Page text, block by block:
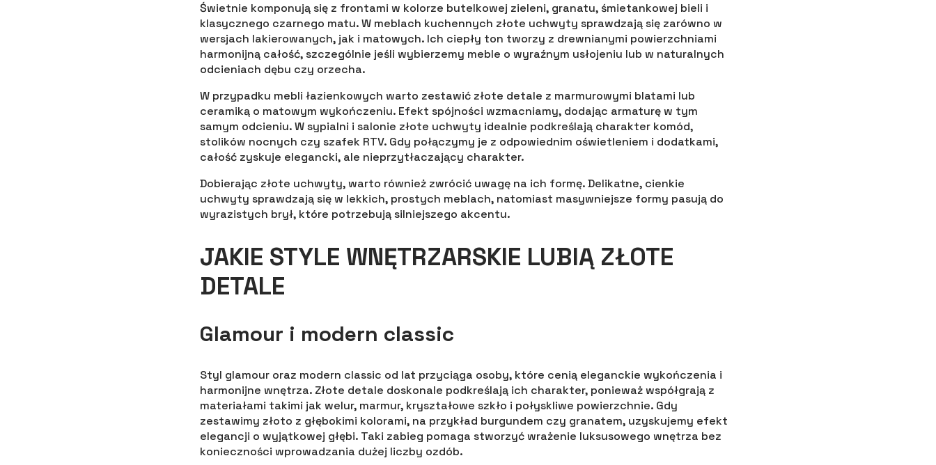
Świetnie komponują się z frontami w kolorze butelkowej zieleni, granatu, śmietankowej bieli i
klasycznego czarnego matu. W meblach kuchennych złote uchwyty sprawdzają się zarówno w
wersjach lakierowanych, jak i matowych. Ich ciepły ton tworzy z drewnianymi powierzchniami
harmonijną całość, szczególnie jeśli wybierzemy meble o wyraźnym usłojeniu lub w naturalnych
odcieniach dębu czy orzecha.
W przypadku mebli łazienkowych warto zestawić złote detale z marmurowymi blatami lub
ceramiką o matowym wykończeniu. Efekt spójności wzmacniamy, dodając armaturę w tym
samym odcieniu. W sypialni i salonie złote uchwyty idealnie podkreślają charakter komód,
stolików nocnych czy szafek RTV. Gdy połączymy je z odpowiednim oświetleniem i dodatkami,
całość zyskuje elegancki, ale nieprzytłaczający charakter.
Dobierając złote uchwyty, warto również zwrócić uwagę na ich formę. Delikatne, cienkie
uchwyty sprawdzają się w lekkich, prostych meblach, natomiast masywniejsze formy pasują do
wyrazistych brył, które potrzebują silniejszego akcentu.
JAKIE STYLE WNĘTRZARSKIE LUBIĄ ZŁOTE
DETALE
Glamour i modern classic
Styl glamour oraz modern classic od lat przyciąga osoby, które cenią eleganckie wykończenia i
harmonijne wnętrza. Złote detale doskonale podkreślają ich charakter, ponieważ współgrają z
materiałami takimi jak welur, marmur, kryształowe szkło i połyskliwe powierzchnie. Gdy
zestawimy złoto z głębokimi kolorami, na przykład burgundem czy granatem, uzyskujemy efekt
elegancji o wyjątkowej głębi. Taki zabieg pomaga stworzyć wrażenie luksusowego wnętrza bez
konieczności wprowadzania dużej liczby ozdób.